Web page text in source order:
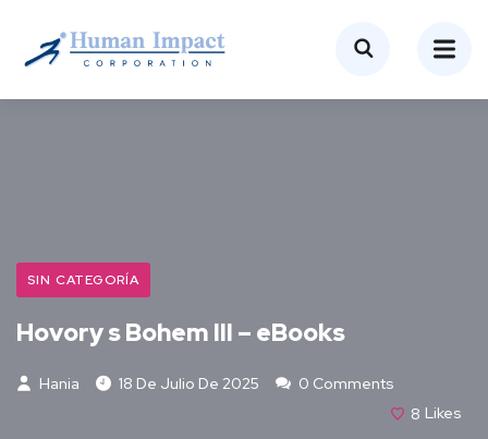
SIN CATEGORÍA
Hovory s Bohem III – eBooks
Hania 18 De Julio De 2025
0 Comments
8 Likes